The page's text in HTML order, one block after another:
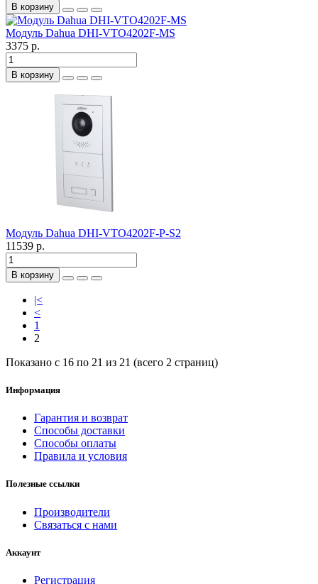
В корзину
Модуль Dahua DHI-VTO4202F-MS
3375 р.
В корзину
Модуль Dahua DHI-VTO4202F-P-S2
11539 р.
В корзину
|<
<
1
2
Показано с 16 по 21 из 21 (всего 2 страниц)
Информация
Гарантия и возврат
Способы доставки
Способы оплаты
Правила и условия
Полезные ссылки
Производители
Связаться с нами
Аккаунт
Регистрация